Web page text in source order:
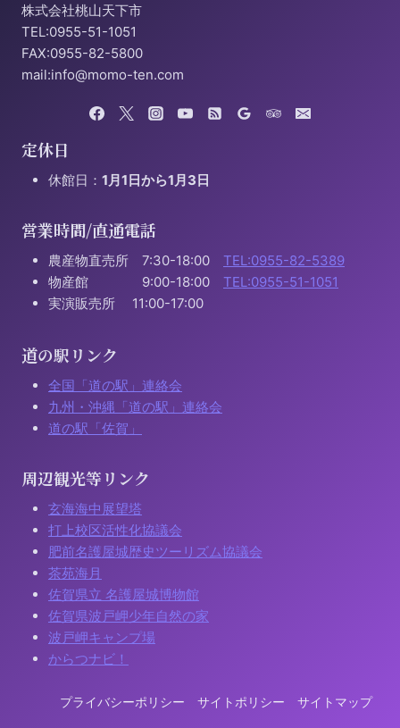
株式会社桃山天下市
TEL:0955-51-1051
FAX:0955-82-5800
mail:info@momo-ten.com
定休日
休館日： 1月1日から1月3日
営業時間/直通電話
農産物直売所 7:30-18:00 TEL:0955-82-5389
物産館 9:00-18:00 TEL:0955-51-1051
実演販売所 11:00-17:00
道の駅リンク
全国「道の駅」連絡会
九州・沖縄「道の駅」連絡会
道の駅「佐賀」
周辺観光等リンク
玄海海中展望塔
打上校区活性化協議会
肥前名護屋城歴史ツーリズム協議会
茶苑海月
佐賀県立 名護屋城博物館
佐賀県波戸岬少年自然の家
波戸岬キャンプ場
からつナビ！
プライバシーポリシー サイトポリシー サイトマップ